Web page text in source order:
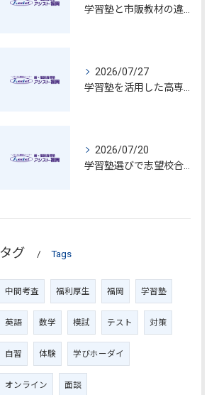
2026/07/27
2026/07/20
タグ Tags
中間考査 福利厚生 福岡 学習塾
英語 数学 模試 テスト 対策
自習 体験 学びホーダイ
オンライン 面談